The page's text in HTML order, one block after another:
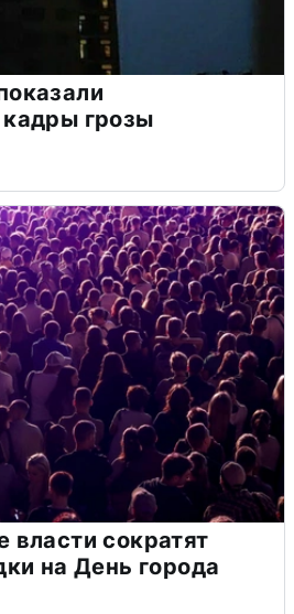
грозы
власти сократят
на День города